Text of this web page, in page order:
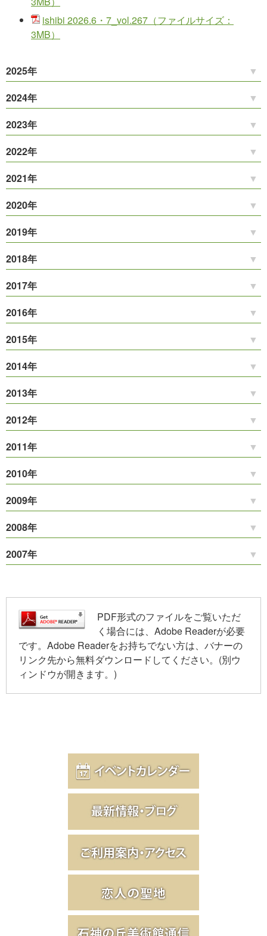
ishibi 2026.6・7_vol.267（ファイルサイズ：
3MB）
2025年
2024年
2023年
2022年
2021年
2020年
2019年
2018年
2017年
2016年
2015年
2014年
2013年
2012年
2011年
2010年
2009年
2008年
2007年
PDF形式のファイルをご覧いただ
く場合には、Adobe Readerが必要
です。Adobe Readerをお持ちでない方は、バナーの
リンク先から無料ダウンロードしてください。(別ウ
ィンドウが開きます。)